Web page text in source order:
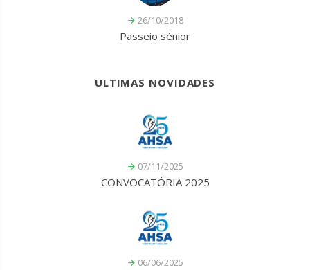
26/10/2018
Passeio sénior
ULTIMAS NOVIDADES
07/11/2025
CONVOCATÓRIA 2025
06/06/2025